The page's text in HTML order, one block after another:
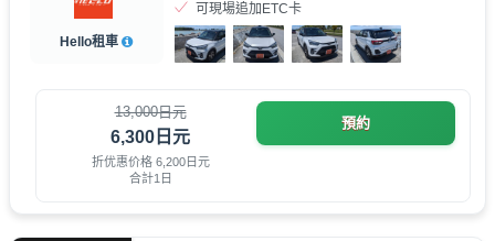
Hello租車
可現場追加ETC卡
13,000日元
6,300日元
折优惠价格 6,200日元
合計1日
預約